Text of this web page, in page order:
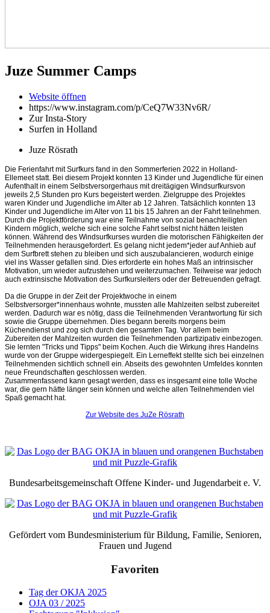
Juze Summer Camps
Website öffnen
https://www.instagram.com/p/CeQ7W33Nv6R/
Zur Insta-Story
Surfen in Holland
Juze Rösrath
Die Ferienfahrt mit Surfkurs fand in den Sommerferien 2022 in Holland-
Ellemeet statt. Bei diesem Projekt konnten 13 Kinder und Jugendliche für einen
Aufenthalt in einem Selbstversorgerhaus mit dreitägigen Windsurfkursvon
jeweils 2,5 Stunden pro Kurs begeistert werden. Zielgruppe des Projektes
waren Kinder und Jugendliche im Alter ab 12 Jahren. Tatsächlich konnten 13
Kinder und Jugendliche im Alter von 11 bis 15 Jahren an der Fahrt teilnehmen.
Durch die Projektförderung war eine Teilnahme von sozial benachteiligten
Kindern möglich, welche sich eine solche Fahrt selbst nicht hätten leisten
können. Während des Windsurfkurses wurden die motorischen Fähigkeiten der
Teilnehmenden herausgefordert. Es gelang nicht jedem*jeder auf Anhieb auf
dem Surfbrett stehen zu bleiben und sich auszubalancieren, wodurch einige
viel ins Wasser gefallen sind. Dies erforderte ein hohes Maß an intrinsischer
Motivation, um wieder aufzustehen und weiterzumachen. Teilweise war jedoch
auch extrinsische Motivation des Surfkursleiters oder der Betreuenden gefragt.
Da die Gruppe in der Zeit der Projektwoche in einem
Selbstversorger*innenhaus wohnte, mussten alle Mahlzeiten selbst zubereitet
werden. Dadurch war es nötig, dass die Teilnehmenden Verantwortung für sich
sowie die Gruppe übernehmen. Dies begann bereits morgens beim
Küchendienst und zog sich durch den gesamten Tag. Vor allem beim
Zubereiten der Mahlzeiten wurden die Teilnehmenden partizipativ einbezogen.
Sie lernten "Tricks und Tipps" beim Kochen. Auch die Wirkung ihres Handelns
wurde von der Gruppe widergespiegelt. Ein Lerneffekt stellte sich bei einzelnen
Teilnehmenden sichtlich schnell ein. Abseits des gewohnten Umfeldes konnten
neue Freundschaften geschlossen werden.
Zusammenfassend kann gesagt werden, dass es insgesamt eine tolle Woche
war, die gern hätte länger sein können und welche allen Teilnehmenden viel
Spaß gemacht hat.
Zur Website des JuZe Rösrath
Bundesarbeitsgemeinschaft Offene Kinder- und Jugendarbeit e. V.
Gefördert vom Bundesministerium für Bildung, Familie, Senioren,
Frauen und Jugend
Favoriten
Tag der OKJA 2025
OJA 03 / 2025